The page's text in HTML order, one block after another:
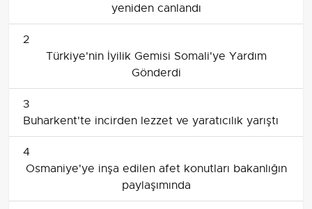
yeniden canlandı
2
Türkiye'nin İyilik Gemisi Somali'ye Yardım
Gönderdi
3
Buharkent'te incirden lezzet ve yaratıcılık yarıştı
4
Osmaniye'ye inşa edilen afet konutları bakanlığın
paylaşımında